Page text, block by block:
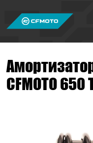
CFMOTO 650